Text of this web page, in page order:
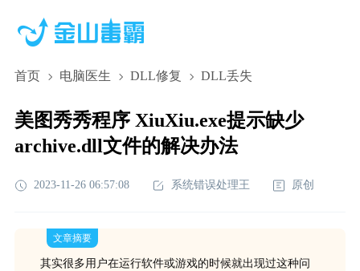
首页 电脑医生 DLL修复 DLL丢失
美图秀秀程序 XiuXiu.exe提示缺少
archive.dll文件的解决办法
2023-11-26 06:57:08 系统错误处理王 原创
文章摘要
其实很多用户在运行软件或游戏的时候就出现过这种问